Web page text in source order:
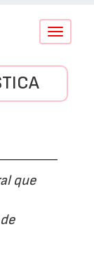
Conmutar
que